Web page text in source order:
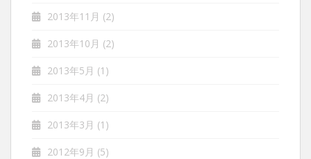
2013年11月 (2)
2013年10月 (2)
2013年5月 (1)
2013年4月 (2)
2013年3月 (1)
2012年9月 (5)